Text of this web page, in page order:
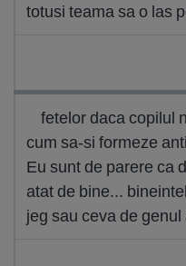
totusi teama sa o las
fetelor daca copilul
cum sa-si formeze
Eu sunt de parere ca
atat de bine...
jeg sau ceva de